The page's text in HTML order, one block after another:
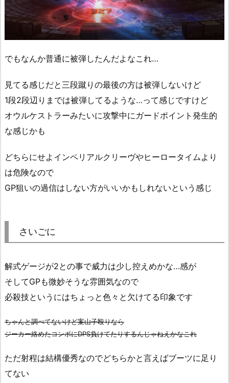
でもなんか普通に被弾したんだよなこれ…
見てる感じだと三段蹴りの最後の方は被弾しないけど
1段2段辺りまでは被弾してるような…って感じですけど
オウルケストラーみたいに攻撃中にガードポイント発生的
な感じかも
どちらにせよインペリアルクリーヴやヒーロータイムより
は危険なので
GP狙いの過信はしない方がいいかもしれないという感じ
さいごに
解式ゲージが2との事で威力は少し控えめかな…感が
そしてGPも微妙そうな雰囲気なので
必殺技というにはちょっと色々と欠けてる印象です
ちゃんと調べてないけど案山子殴りなら
ジーカー絡めたコンボにDPS負けてたりするんじゃねえかなこれ
ただ射程は結構優秀なのでどちらかと言えばブーツに足り
てない